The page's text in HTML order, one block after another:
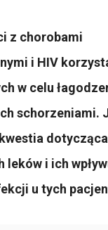
z chorobami
i HIV
w celu
schorzeniami.
leków i ich
u tych